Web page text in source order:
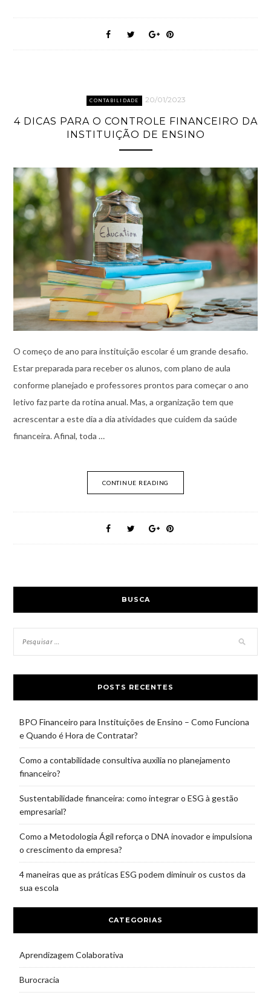
CONTABILIDADE 20/01/2023
4 DICAS PARA O CONTROLE FINANCEIRO DA
INSTITUIÇÃO DE ENSINO
O começo de ano para instituição escolar é um grande desafio.
Estar preparada para receber os alunos, com plano de aula
conforme planejado e professores prontos para começar o ano
letivo faz parte da rotina anual. Mas, a organização tem que
acrescentar a este dia a dia atividades que cuidem da saúde
financeira. Afinal, toda …
CONTINUE READING
BUSCA
POSTS RECENTES
BPO Financeiro para Instituições de Ensino – Como Funciona
e Quando é Hora de Contratar?
Como a contabilidade consultiva auxilia no planejamento
financeiro?
Sustentabilidade financeira: como integrar o ESG à gestão
empresarial?
Como a Metodologia Ágil reforça o DNA inovador e impulsiona
o crescimento da empresa?
4 maneiras que as práticas ESG podem diminuir os custos da
sua escola
CATEGORIAS
Aprendizagem Colaborativa
Burocracia